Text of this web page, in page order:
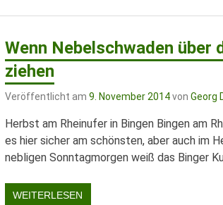
Wenn Nebelschwaden über
ziehen
Veröffentlicht am9. November 2014vonGeorg
Herbst am Rheinufer in Bingen Bingen am
es hier sicher am schönsten, aber auch im
nebligen Sonntagmorgen weiß das Binger
WEITERLESEN